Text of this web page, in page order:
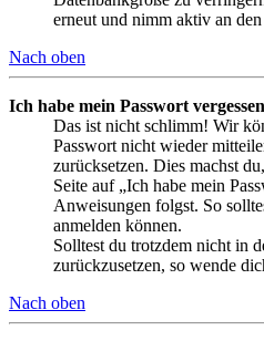
erneut und nimm aktiv an
Nach oben
Ich habe mein Passwort
Das ist nicht schlimm! Wir
Passwort nicht wieder
zurücksetzen. Dies machst
Seite auf „Ich habe mein
Anweisungen folgst. So
anmelden können.
Solltest du trotzdem nicht in
zurückzusetzen, so wende
Nach oben